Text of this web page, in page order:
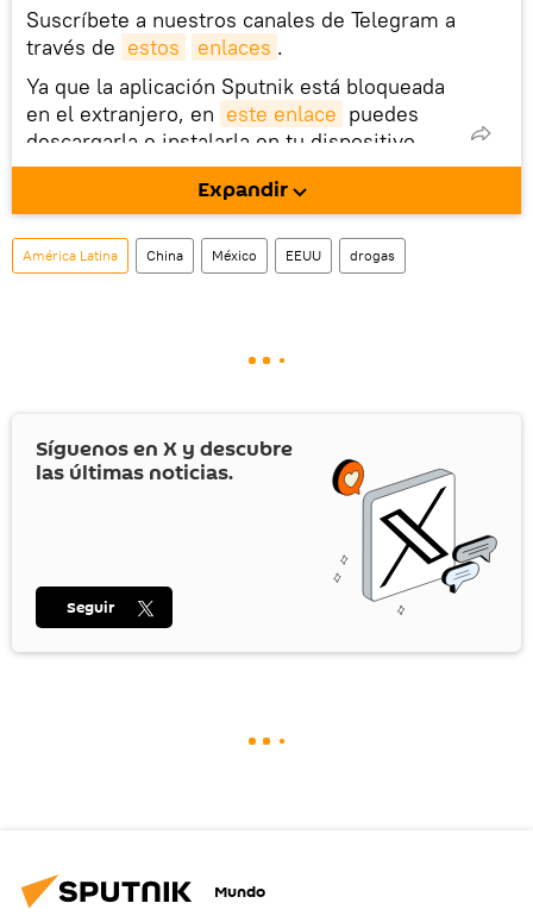
Suscríbete a nuestros canales de Telegram a
través de estos enlaces .
Ya que la aplicación Sputnik está bloqueada
en el extranjero, en este enlace puedes
descargarla e instalarla en tu dispositivo
móvil (¡solo para Android!).
También tenemos una cuenta en la red
social rusa VK .
Expandir
América Latina China México EEUU drogas
Síguenos en X y descubre
las últimas noticias.
Seguir
Mundo